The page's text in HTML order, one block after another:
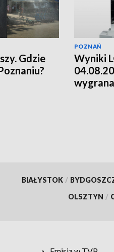
Gdzie
POZNAŃ
Wyniki
BIAŁYSTOK /
OLSZTYN /